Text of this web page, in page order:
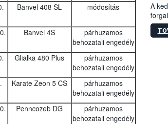
Banvel 408 SL módosítás
Banvel 4S
párhuzamos
behozatali engedély
Glialka 480 Plus
párhuzamos
behozatali engedély
Karate Zeon 5 CS
párhuzamos
behozatali engedély
Penncozeb DG
párhuzamos
behozatali engedély
A